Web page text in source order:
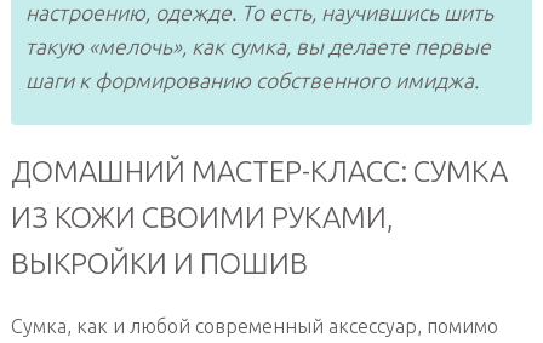
настроению, одежде. То есть, научившись шить
такую «мелочь», как сумка, вы делаете первые
шаги к формированию собственного имиджа.
ДОМАШНИЙ МАСТЕР-КЛАСС: СУМКА
ИЗ КОЖИ СВОИМИ РУКАМИ,
ВЫКРОЙКИ И ПОШИВ
Сумка, как и любой современный аксессуар, помимо